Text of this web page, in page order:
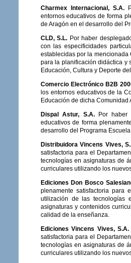
Charmex Internacional, S.A.
entornos educativos de forma
de Aragón en el desarrollo del
CLD, S.L. Por haber
con las especificidades
establecidas por la mencionada
para la planificación didáctica y
Educación, Cultura y Deporte
Comercio Electrónico B2B
los entornos educativos de la
Educación de dicha
Dispal Astur, S.A.
Por haber
educativos de forma
desarrollo del Programa
Distribuidora Vincens Vives,
satisfactoria para el
tecnologías en asignaturas de
curriculares utilizando los
Ediciones Don Bosco
plenamente satisfactoria para
utilización de las tecnologías
asignaturas y contenidos
calidad de la enseñanza.
Ediciones Vincens Vives, S.A.
satisfactoria para el
tecnologías en asignaturas de
curriculares utilizando los